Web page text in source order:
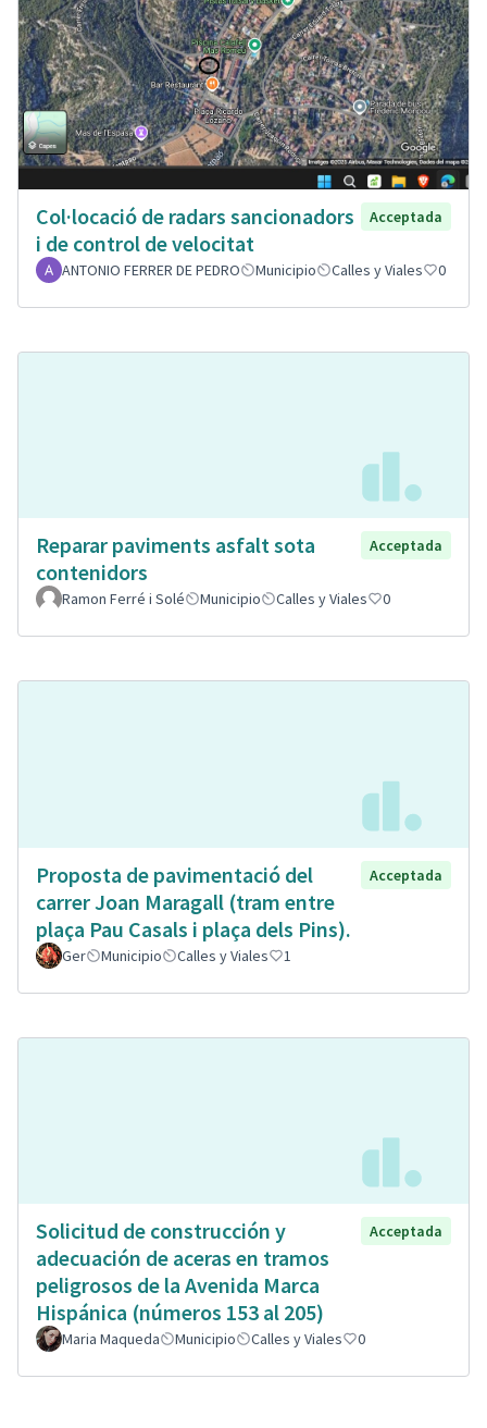
Col·locació de radars sancionadors
i de control de velocitat
Acceptada
ANTONIO FERRER DE PEDRO Municipio Calles y Viales 0
Reparar paviments asfalt sota
contenidors
Acceptada
Ramon Ferré i Solé Municipio Calles y Viales 0
Proposta de pavimentació del
carrer Joan Maragall (tram entre
plaça Pau Casals i plaça dels Pins).
Acceptada
Ger Municipio Calles y Viales 1
Solicitud de construcción y
adecuación de aceras en tramos
peligrosos de la Avenida Marca
Hispánica (números 153 al 205)
Acceptada
Maria Maqueda Municipio Calles y Viales 0